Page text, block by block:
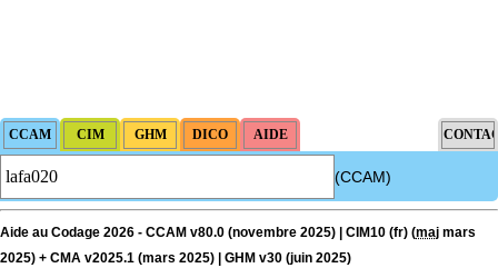
(CCAM)
Aide au Codage 2026 - CCAM v80.0 (novembre 2025) | CIM10 (fr) (maj mars
2025) + CMA v2025.1 (mars 2025) | GHM v30 (juin 2025)